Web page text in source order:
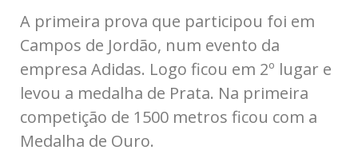
A primeira prova que participou foi em
Campos de Jordão, num evento da
empresa Adidas. Logo ficou em 2º lugar e
levou a medalha de Prata. Na primeira
competição de 1500 metros ficou com a
Medalha de Ouro.